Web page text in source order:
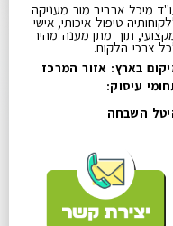
מיכל ארביב מור מעניקה
טיפול איכותי, אישי
תוך מתן מענה מהיר
צרכי הלקוח.
בארץ: אזור המרכז
עיסוק:
השבחה